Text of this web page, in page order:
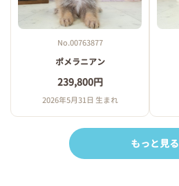
No.00763877
ポメラニアン
239,800円
2026年5月31日 生まれ
もっと見る